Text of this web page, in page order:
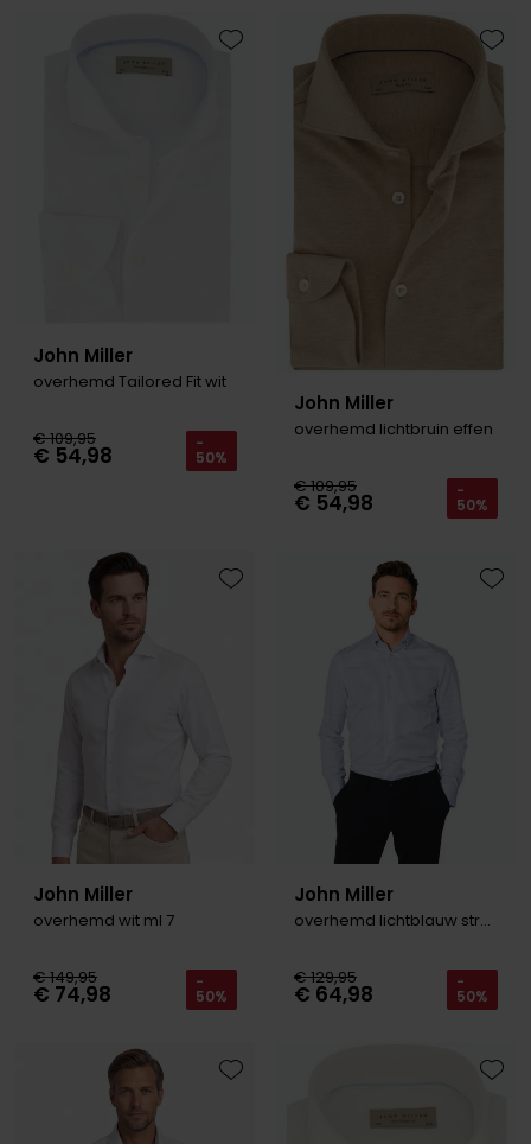
John Miller
overhemd Tailored Fit wit
€ 109,95
€ 54,98 -
50%
Toevoegen aan favorieten
John Miller
overhemd lichtbruin effen
€ 109,95
€ 54,98 -
50%
John Miller
overhemd wit ml 7
€ 149,95
€ 74,98 -
50%
Toevoegen aan favorieten
John Miller
overhemd lichtblauw strepen
€ 129,95
€ 64,98 -
50%